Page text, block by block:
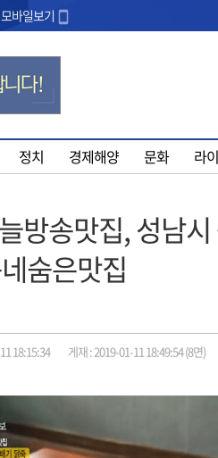
모바일보기
정치 경제해양 문화 라
방송맛집, 성남
숨은맛집
18:15:34 게재 : 2019-01-11 18:49:54 (8면)